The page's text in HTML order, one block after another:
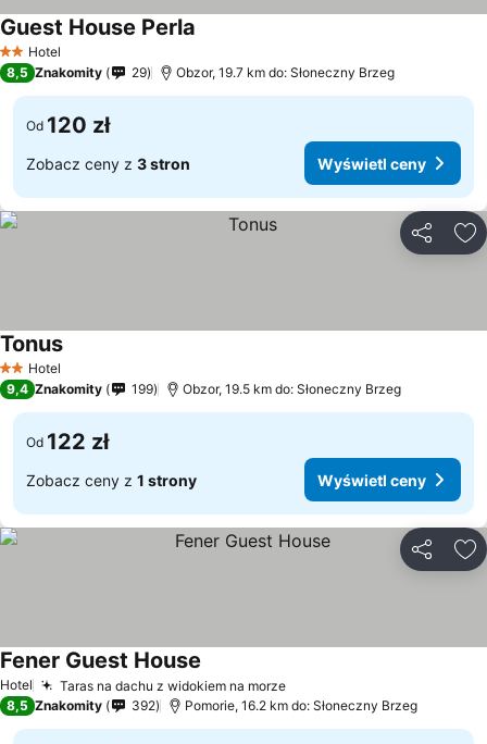
2 Kategoria
Hotel
Guest House Perla
8,5 Znakomity 29 Obzor, 19.7 km do: Słoneczny Brzeg
Od 120 zł
Zobacz ceny z 3 stron Wyświetl ceny
2 Kategoria
Hotel
Tonus
9,4 Znakomity 199 Obzor, 19.5 km do: Słoneczny Brzeg
Od 122 zł
Zobacz ceny z 1 strony Wyświetl ceny
Hotel Taras na dachu z widokiem na morze
Fener Guest House
8,5 Znakomity 392 Pomorie, 16.2 km do: Słoneczny Brzeg